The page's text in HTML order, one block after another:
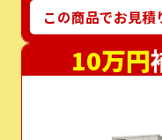
この商品でお見積
10万円